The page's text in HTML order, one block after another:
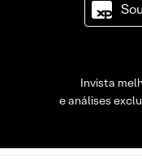
Invista
e análises